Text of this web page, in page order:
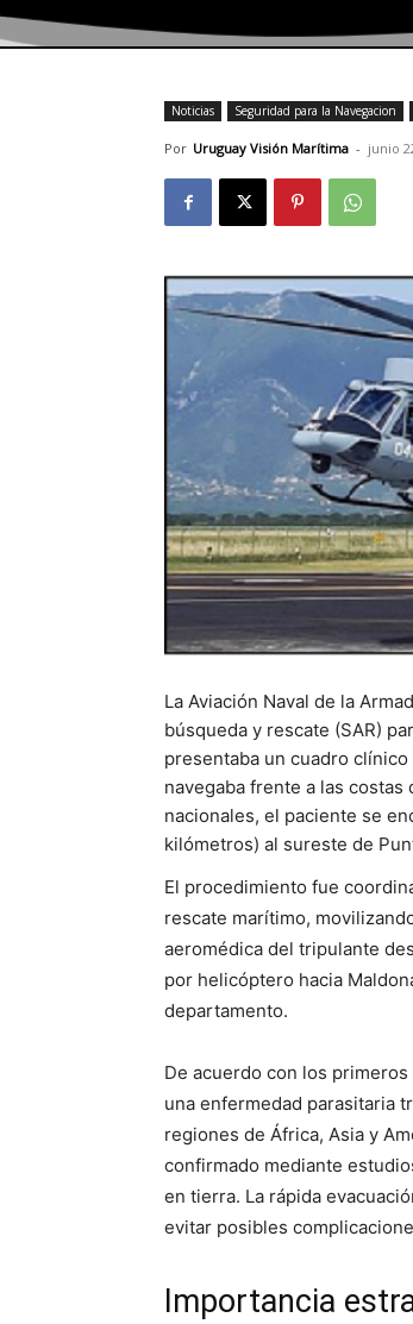
Noticias Seguridad para la Navegacion
Por Uruguay Visión Marítima - junio
La Aviación Naval de la
búsqueda y rescate (SAR)
presentaba un cuadro
navegaba frente a las
nacionales, el paciente se
kilómetros) al sureste de
El procedimiento fue
rescate marítimo,
aeromédica del tripulante
por helicóptero hacia
departamento.
De acuerdo con los
una enfermedad parasitaria
regiones de África, Asia y
confirmado mediante
en tierra. La rápida
evitar posibles
Importancia